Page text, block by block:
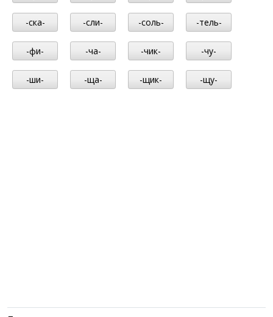
-ска- -сли- -соль- -тель-
-фи- -ча- -чик- -чу-
-ши- -ща- -щик- -щу-